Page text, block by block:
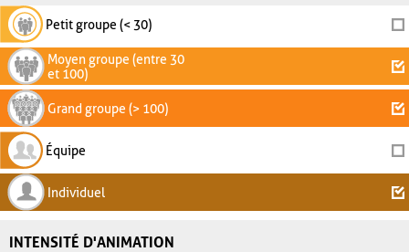
Petit groupe (< 30)
Moyen groupe (entre 30
et 100)
Grand groupe (> 100)
Équipe
Individuel
INTENSITÉ D'ANIMATION